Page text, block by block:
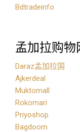
Bdtradeinfo
孟加拉购物
Daraz孟加拉国
Ajkerdeal
Muktomall
Rokomari
Priyoshop
Bagdoom